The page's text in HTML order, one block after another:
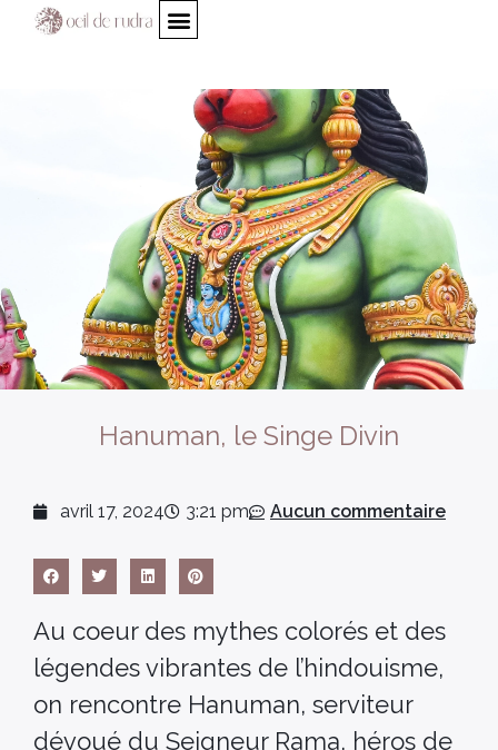
Hanuman, le Singe Divin
avril 17, 2024 3:21 pm Aucun commentaire
Au coeur des mythes colorés et des
légendes vibrantes de l’hindouisme,
on rencontre Hanuman, serviteur
dévoué du Seigneur Rama, héros de